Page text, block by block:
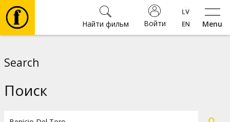
Menu
Войти
Найти фильм
Search
Поиск